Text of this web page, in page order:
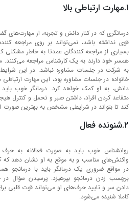
۱.مهارت ارتباطی بالا
درمانگری که در کنار دانش و تجربه، از مهارت‌های
قوی نداشته باشد، نمی‌تواند بر روی مراجعه
بسیاری از مراجعه کنندگان عمدتا به خاطر مشکلی
همسر خود دارند به یک کارشناس مراجعه
به شرکت در جلسات مشاوره نباشد. در این شرایط
خانواده در جلسات مشاوره بود، این مهارت ارتباطی
دانش، به او کمک خواهد کرد. درمانگر خوب باید
متقاعد کردن افراد، داشتن صبر و تحمل و کنترل
کند تا بتواند در شرایطی مشخص به بهترین صورت
۲.شنونده فعال
روانشناس خوب باید به صورت فعالانه به
واکنش‌های مناسب و به موقع به او نشان دهد که
در مواقع ضروری یک درمانگر باید با درمانجو
برچسب زدن درمانجو بپرهیزد. پرسیدن سؤال
دادن سر و تایید حرف‌های او می‌تواند قوت قلبی
کاملا شنیده می‌شود.